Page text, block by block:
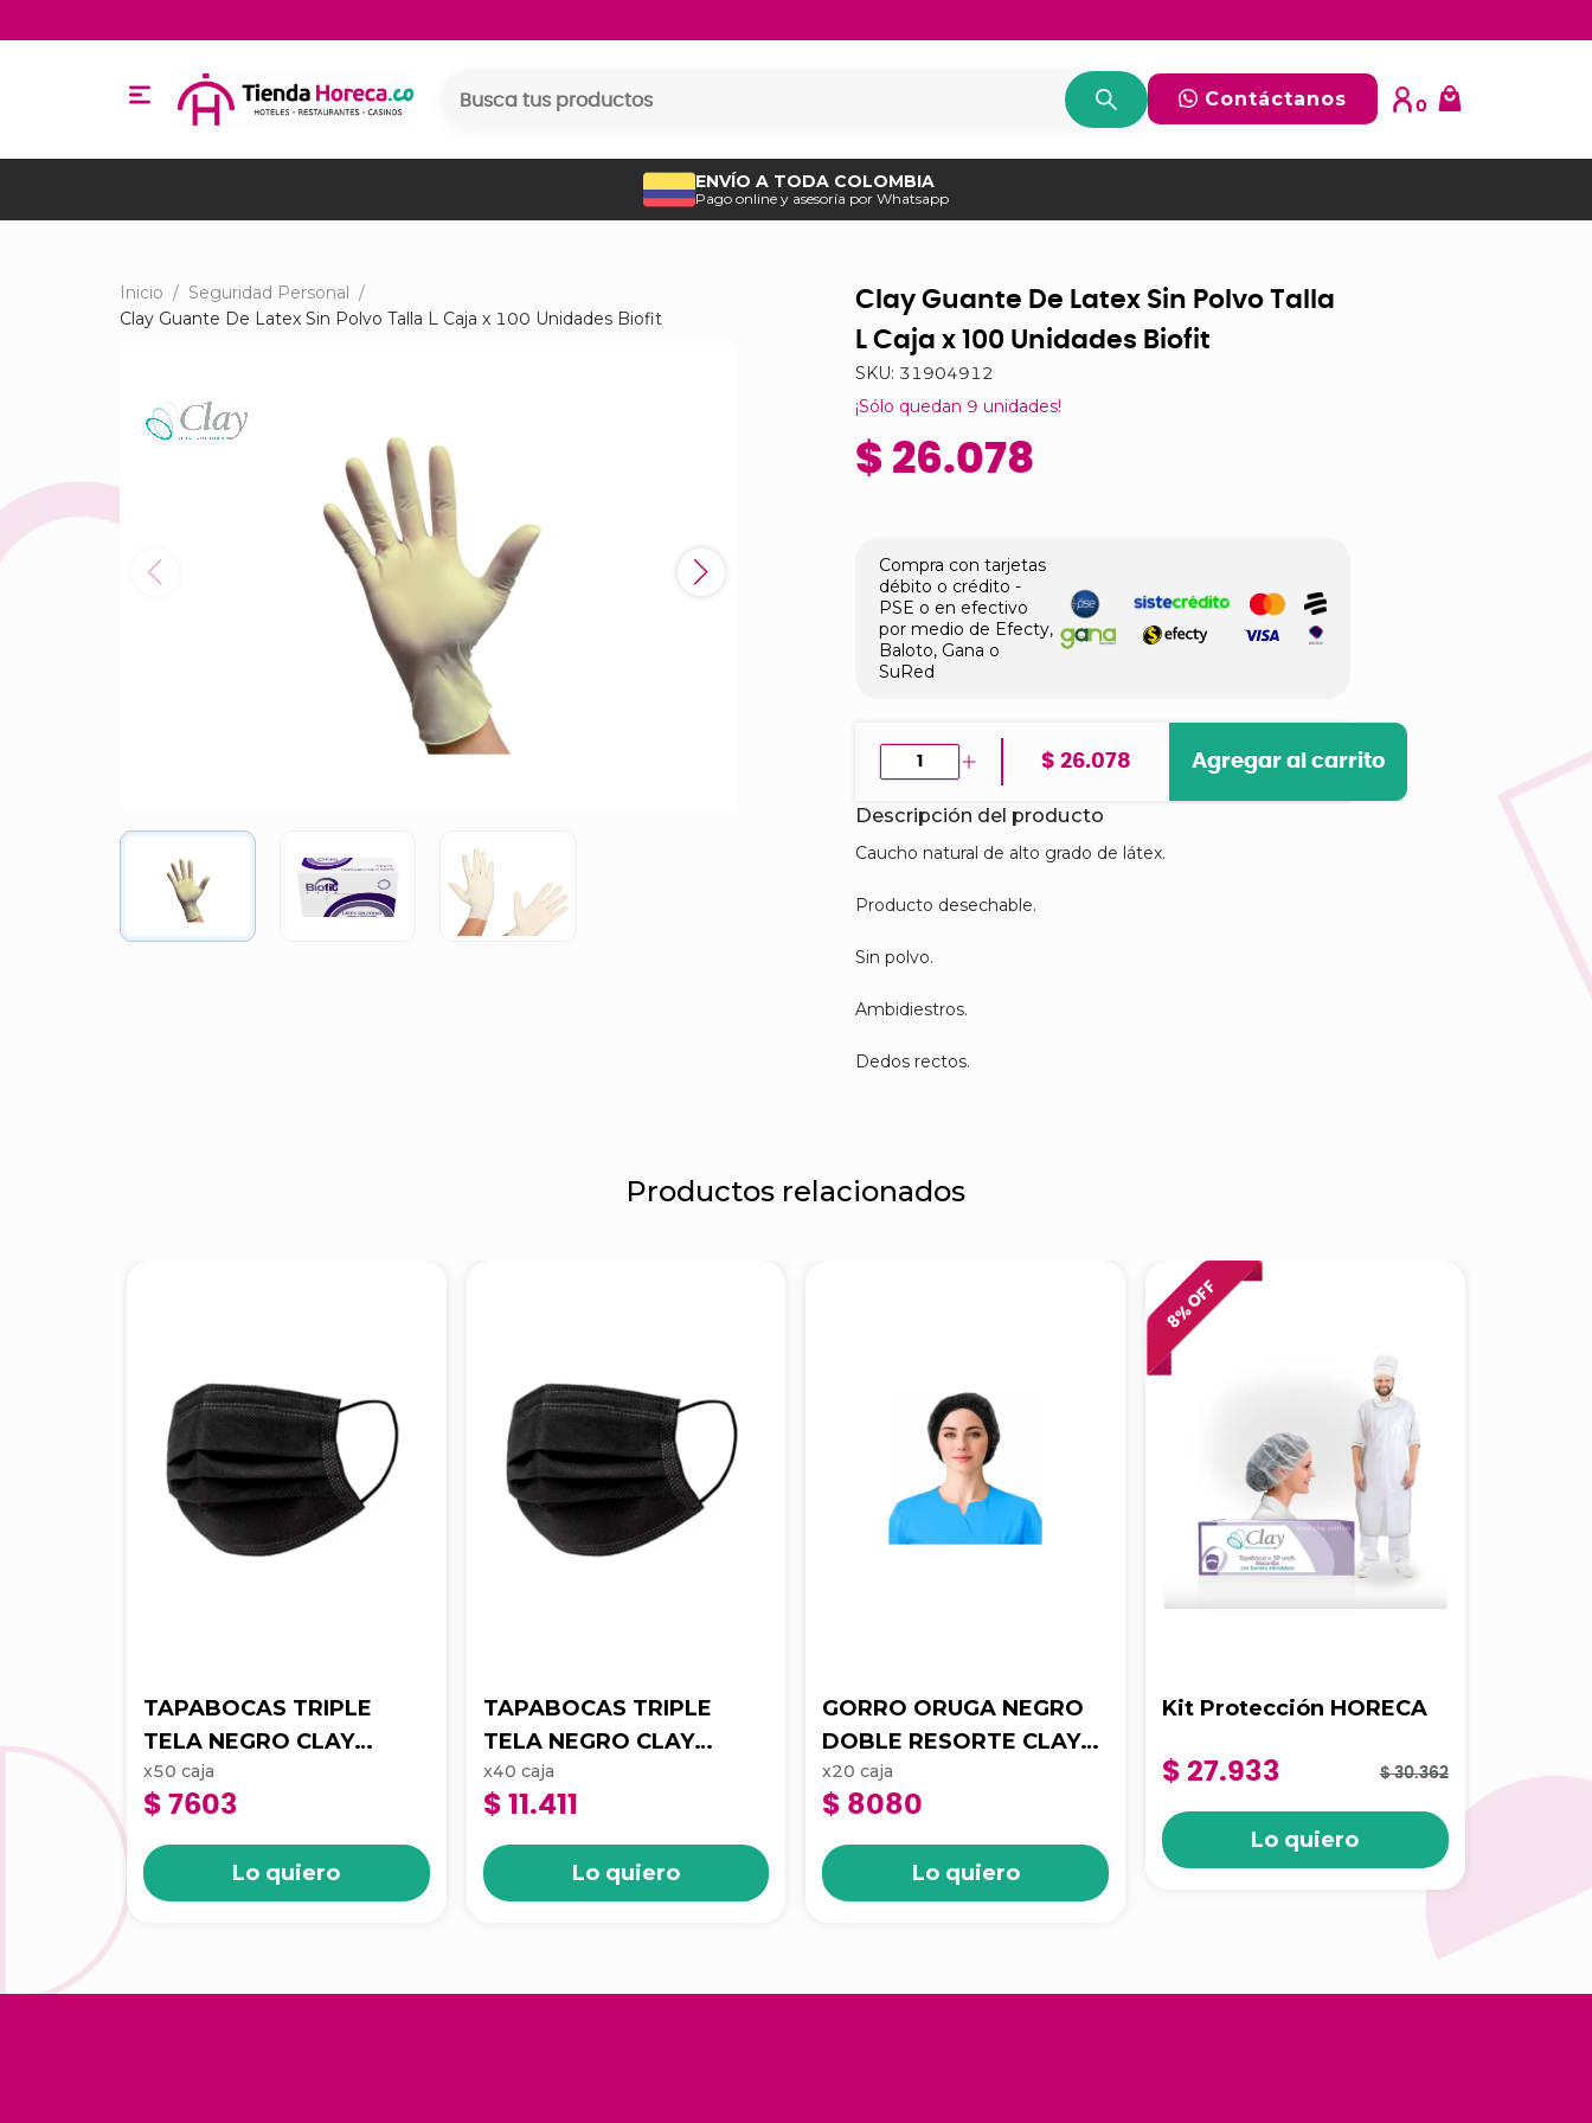
Contáctanos 0
ENVÍO A TODA COLOMBIA
Pago online y asesoría por Whatsapp
Inicio / Seguridad Personal /
Clay Guante De Latex Sin Polvo Talla L Caja x 100 Unidades Biofit
Clay Guante De Latex Sin Polvo Talla
L Caja x 100 Unidades Biofit
SKU: 31904912
¡Sólo quedan 9 unidades!
$ 26.078
Compra con tarjetas
débito o crédito -
PSE o en efectivo
por medio de Efecty,
Baloto, Gana o
SuRed
$ 26.078 Agregar al carrito
Descripción del producto
Caucho natural de alto grado de látex.
Producto desechable.
Sin polvo.
Ambidiestros.
Dedos rectos.
Productos relacionados
TAPABOCAS TRIPLE
TELA NEGRO CLAY
CAJAX50UND 3010407
x50 caja
$ 7603
Lo quiero
TAPABOCAS TRIPLE
TELA NEGRO CLAY
EMPAQUE INDIVIDUAL
CAJAX50UND 3011037
x40 caja
$ 11.411
Lo quiero
GORRO ORUGA NEGRO
DOBLE RESORTE CLAY
PAQX 20UND
PT3011354
x20 caja
$ 8080
Lo quiero
8
% OFF
Kit Protección HORECA
$ 27.933 $ 30.362
Lo quiero